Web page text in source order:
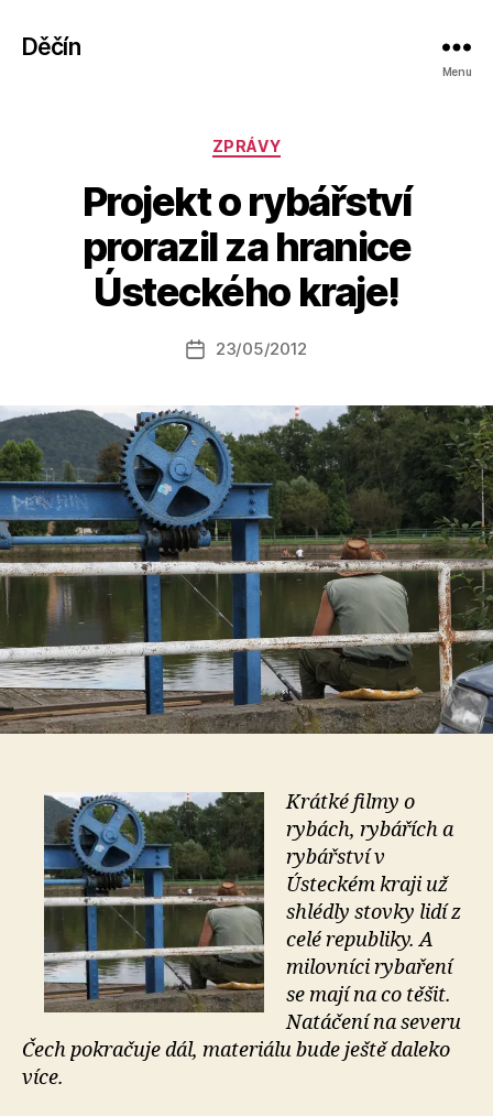
Děčín
Menu
Rubriky
ZPRÁVY
Projekt o rybářství
prorazil za hranice
Ústeckého kraje!
Autor
příspěvku
u
o
a
s
o
Datum
23/05/2012
Krátké filmy o
rybách, rybářích a
rybářství v
Ústeckém kraji už
shlédly stovky lidí z
celé republiky. A
milovníci rybaření
se mají na co těšit.
Natáčení na severu
Čech pokračuje dál, materiálu bude ještě daleko
více.